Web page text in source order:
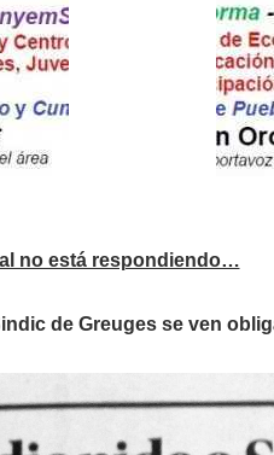
no está respondiendo…
de Greuges se ven